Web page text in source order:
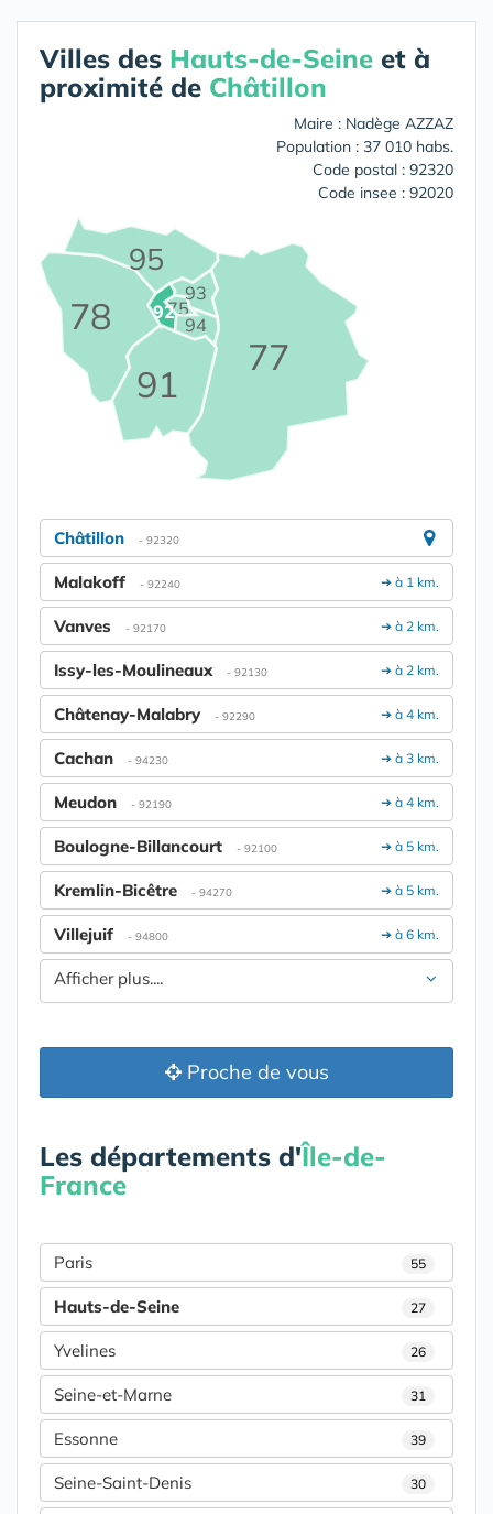
Villes des Hauts-de-Seine et à
proximité de Châtillon
Maire : Nadège AZZAZ
Population : 37 010 habs.
Code postal : 92320
Code insee : 92020
75
77
78
91
92
93
94
95
Châtillon - 92320
➔ à 1 km.
Malakoff - 92240
➔ à 2 km.
Vanves - 92170
➔ à 2 km.
Issy-les-Moulineaux - 92130
➔ à 4 km.
Châtenay-Malabry - 92290
➔ à 3 km.
Cachan - 94230
➔ à 4 km.
Meudon - 92190
➔ à 5 km.
Boulogne-Billancourt - 92100
➔ à 5 km.
Kremlin-Bicêtre - 94270
➔ à 6 km.
Villejuif - 94800
Afficher plus....
Proche de vous
Les départements d'Île-de-
France
Paris 55
Hauts-de-Seine 27
Yvelines 26
Seine-et-Marne 31
Essonne 39
Seine-Saint-Denis 30